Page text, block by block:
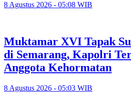
8 Agustus 2026 - 05:08 WIB
Muktamar XVI Tapak
di Semarang, Kapolri
Anggota Kehormatan
8 Agustus 2026 - 05:03 WIB